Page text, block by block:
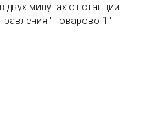
двух минутах от станции
"Поварово-1"